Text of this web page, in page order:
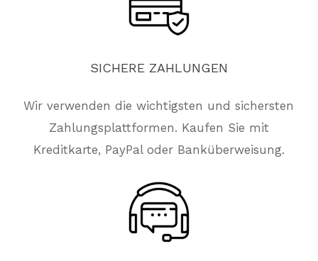
SICHERE ZAHLUNGEN
Wir verwenden die wichtigsten und sichersten
Zahlungsplattformen. Kaufen Sie mit
Kreditkarte, PayPal oder Banküberweisung.